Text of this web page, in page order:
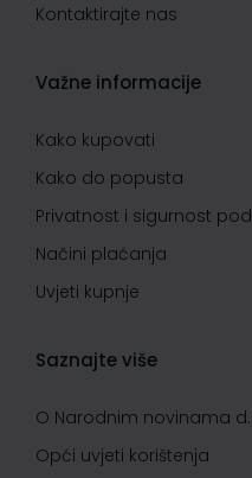
Kontaktirajte nas
Važne informacije
Kako kupovati
Kako do popusta
Privatnost i sigurnost
Načini plaćanja
Uvjeti kupnje
Saznajte više
O Narodnim novinama
Opći uvjeti korištenja